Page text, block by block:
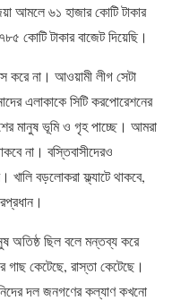
আমলে ৬১ হাজার কোটি টাকার
কোটি টাকার বাজেট দিয়েছি।
করে না। আওয়ামী লীগ সেটা
এলাকাকে সিটি করপোরেশনের
মানুষ ভূমি ও গৃহ পাচ্ছে। আমরা
না। বস্তিবাসীদেরও
খালি বড়লোকরা ফ্ল্যাটে থাকবে,
অতিষ্ঠ ছিল বলে মন্তব্য করে
গাছ কেটেছে, রাস্তা কেটেছে।
দল জনগণের কল্যাণ কখনো